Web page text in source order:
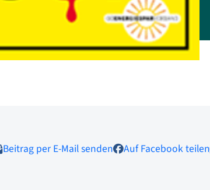
Beitrag per E-Mail senden Auf Facebook teilen